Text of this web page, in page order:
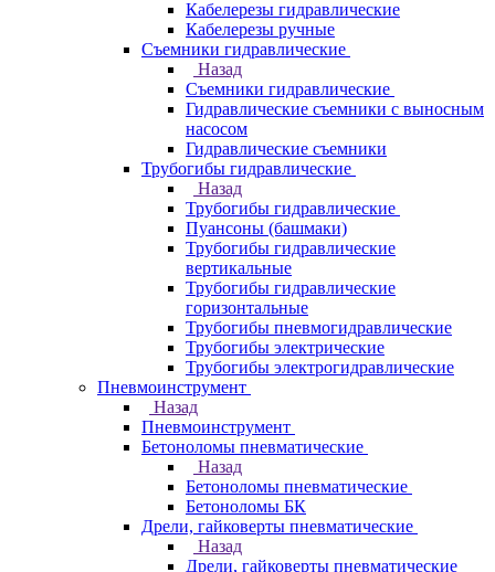
Кабелерезы гидравлические
Кабелерезы ручные
Съемники гидравлические
Назад
Съемники гидравлические
Гидравлические cъемники с выносным
насосом
Гидравлические съемники
Трубогибы гидравлические
Назад
Трубогибы гидравлические
Пуансоны (башмаки)
Трубогибы гидравлические
вертикальные
Трубогибы гидравлические
горизонтальные
Трубогибы пневмогидравлические
Трубогибы электрические
Трубогибы электрогидравлические
Пневмоинструмент
Назад
Пневмоинструмент
Бетоноломы пневматические
Назад
Бетоноломы пневматические
Бетоноломы БК
Дрели, гайковерты пневматические
Назад
Дрели, гайковерты пневматические